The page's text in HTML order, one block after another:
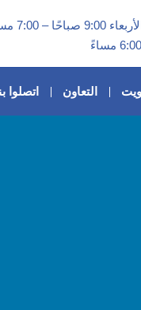
من الأحد
التعاون اتصلوا